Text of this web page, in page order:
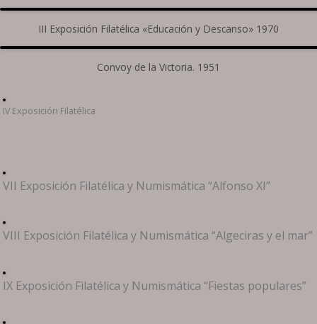
III Exposición Filatélica «Educación y Descanso» 1970
Convoy de la Victoria. 1951
IV Exposición Filatélica
VII Exposición Filatélica y Numismática “Alfonso XI”
VIII Exposición Filatélica y Numismática “Algeciras y el mar”
IX Exposición Filatélica y Numismática “Fiestas populares”